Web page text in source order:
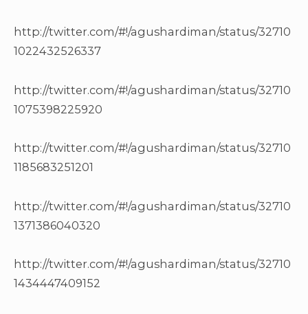
http://twitter.com/#!/agushardiman/status/32710
1022432526337
http://twitter.com/#!/agushardiman/status/32710
1075398225920
http://twitter.com/#!/agushardiman/status/32710
1185683251201
http://twitter.com/#!/agushardiman/status/32710
1371386040320
http://twitter.com/#!/agushardiman/status/32710
1434447409152